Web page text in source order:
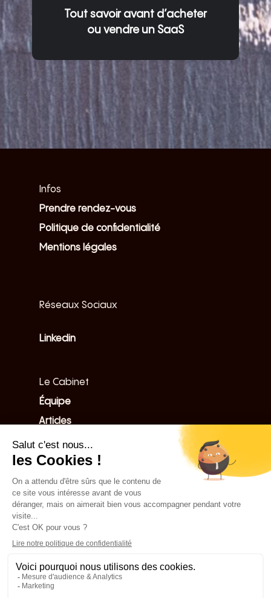
Tout savoir avant d’acheter
ou vendre un SaaS
Infos
Prendre rendez-vous
Politique de confidentialité
Mentions légales
Réseaux Sociaux
Linkedin
Le Cabinet
Équipe
Articles
Ressources
Nos expertises